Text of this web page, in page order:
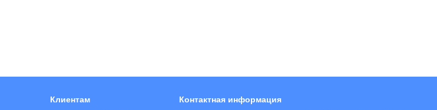
Клиентам Контактная информация